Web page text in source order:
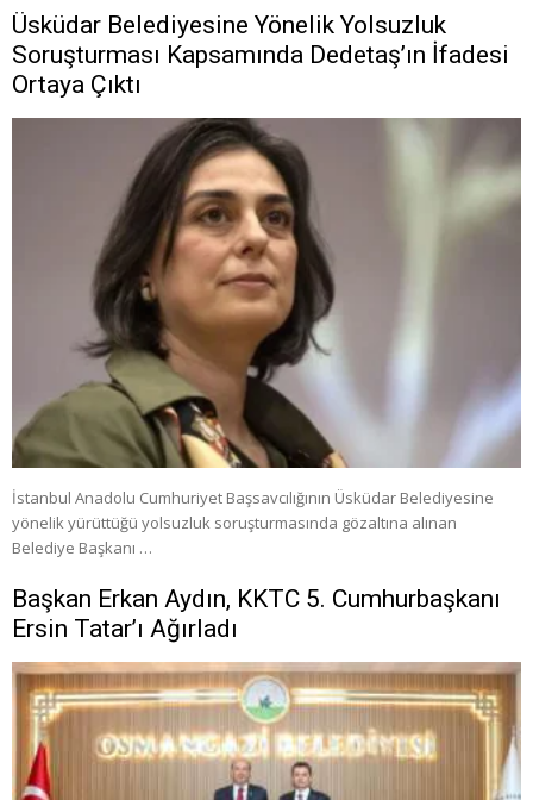
Üsküdar Belediyesine Yönelik Yolsuzluk
Soruşturması Kapsamında Dedetaş’ın İfadesi
Ortaya Çıktı
İstanbul Anadolu Cumhuriyet Başsavcılığının Üsküdar Belediyesine
yönelik yürüttüğü yolsuzluk soruşturmasında gözaltına alınan
Belediye Başkanı …
Başkan Erkan Aydın, KKTC 5. Cumhurbaşkanı
Ersin Tatar’ı Ağırladı